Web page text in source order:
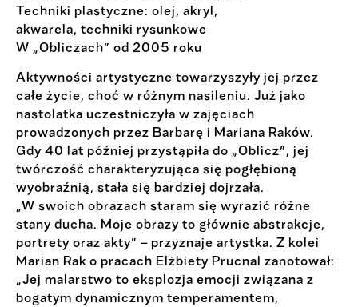
Techniki plastyczne: olej, akryl,
akwarela, techniki rysunkowe
W „Obliczach” od 2005 roku
Aktywności artystyczne towarzyszyły jej przez
całe życie, choć w różnym nasileniu. Już jako
nastolatka uczestniczyła w zajęciach
prowadzonych przez Barbarę i Mariana Raków.
Gdy 40 lat później przystąpiła do „Oblicz”, jej
twórczość charakteryzująca się pogłębioną
wyobraźnią, stała się bardziej dojrzała.
„W swoich obrazach staram się wyrazić różne
stany ducha. Moje obrazy to głównie abstrakcje,
portrety oraz akty” – przyznaje artystka. Z kolei
Marian Rak o pracach Elżbiety Prucnal zanotował:
„Jej malarstwo to eksplozja emocji związana z
bogatym dynamicznym temperamentem,